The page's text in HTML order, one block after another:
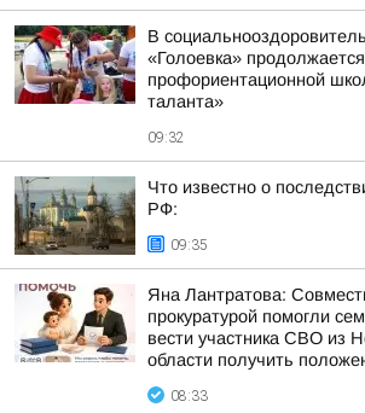
В
«Голоевка»
профориентационной
таланта»
09:32
Что известно о
РФ:
09:35
Яна Лантратова:
прокуратурой помогли
вести участника СВО из
области получить
08:33